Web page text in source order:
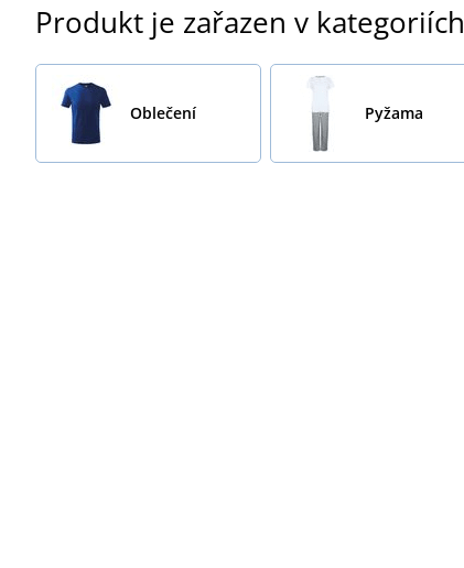
Produkt je zařazen v kategoriích
Oblečení Pyžama